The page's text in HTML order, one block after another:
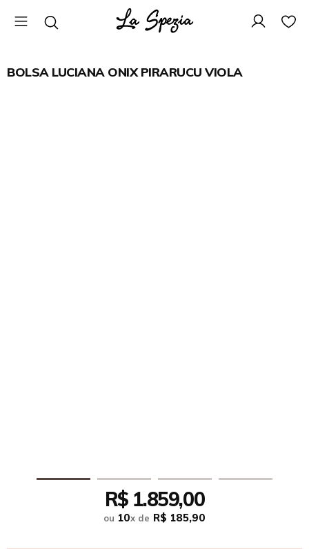
BOLSA LUCIANA ONIX PIRARUCU VIOLA
R$ 1.859,00
ou 10x de R$ 185,90